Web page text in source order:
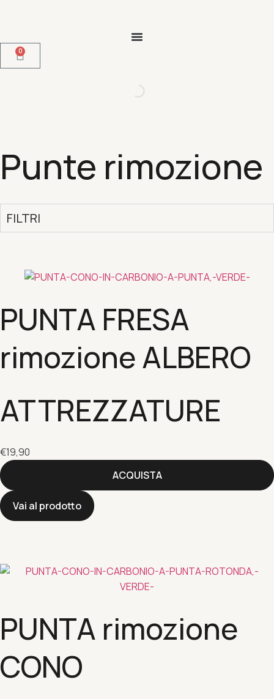
0
Punte rimozione
FILTRI
PUNTA FRESA
rimozione ALBERO
ATTREZZATURE
€19,90
ACQUISTA
Vai al prodotto
PUNTA rimozione
CONO